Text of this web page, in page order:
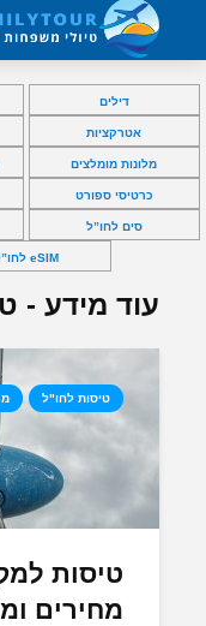
דילים
אטרקציות
מלונות מומלצים
כרטיסי ספורט
סים לחו”ל
eSIM לחו”ל
עוד מידע -
טיסות לחו"ל
טיסות
מחירים